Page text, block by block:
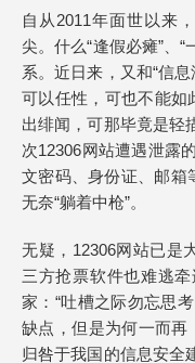
自从2011年面世以来
尖。什么“逢假必瘫”、
系。近日来，又和“信
可以任性，可也不能如
出绯闻，可那毕竟是轻
次12306网站遭遇泄露
文密码、身份证、邮箱
无奈“躺着中枪”。
无疑，12306网站已是
三方抢票软件也难逃
家：“吐槽之际勿忘思
缺点，但是为何一而再
归咎于我国的信息安全